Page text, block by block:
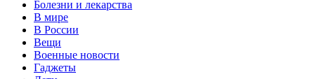
Болезни и лекарства
В мире
В России
Вещи
Военные новости
Гаджеты